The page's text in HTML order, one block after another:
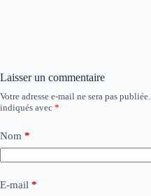
Laisser un commentaire
Votre adresse e-mail ne sera pas publiée.
indiqués avec *
Nom *
E-mail *